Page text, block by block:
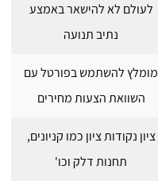
לעולם לא להישאר באמצע
נתיב תנועה
מומלץ להשתמש בפורטל עם
השוואת הצעות מחירים
ציון נקודות ציון כמו קניונים,
תחנות דלק וכו'